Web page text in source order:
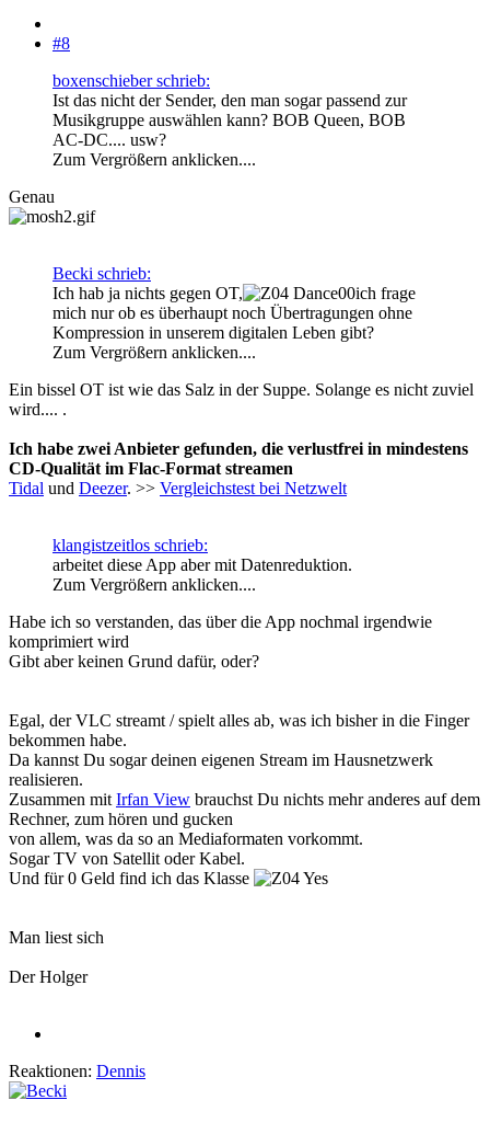
#8
boxenschieber schrieb:
Ist das nicht der Sender, den man sogar passend zur
Musikgruppe auswählen kann? BOB Queen, BOB
AC-DC.... usw?
Zum Vergrößern anklicken....
Genau
Becki schrieb:
Ich hab ja nichts gegen OT,
ich frage
mich nur ob es überhaupt noch Übertragungen ohne
Kompression in unserem digitalen Leben gibt?
Zum Vergrößern anklicken....
Ein bissel OT ist wie das Salz in der Suppe. Solange es nicht zuviel
wird.... .
Ich habe zwei Anbieter gefunden, die verlustfrei in mindestens
CD-Qualität im Flac-Format streamen
Tidal und Deezer. >> Vergleichstest bei Netzwelt
klangistzeitlos schrieb:
arbeitet diese App aber mit Datenreduktion.
Zum Vergrößern anklicken....
Habe ich so verstanden, das über die App nochmal irgendwie
komprimiert wird
Gibt aber keinen Grund dafür, oder?
Egal, der VLC streamt / spielt alles ab, was ich bisher in die Finger
bekommen habe.
Da kannst Du sogar deinen eigenen Stream im Hausnetzwerk
realisieren.
Zusammen mit Irfan View brauchst Du nichts mehr anderes auf dem
Rechner, zum hören und gucken
von allem, was da so an Mediaformaten vorkommt.
Sogar TV von Satellit oder Kabel.
Und für 0 Geld find ich das Klasse
Man liest sich
Der Holger
Reaktionen: Dennis